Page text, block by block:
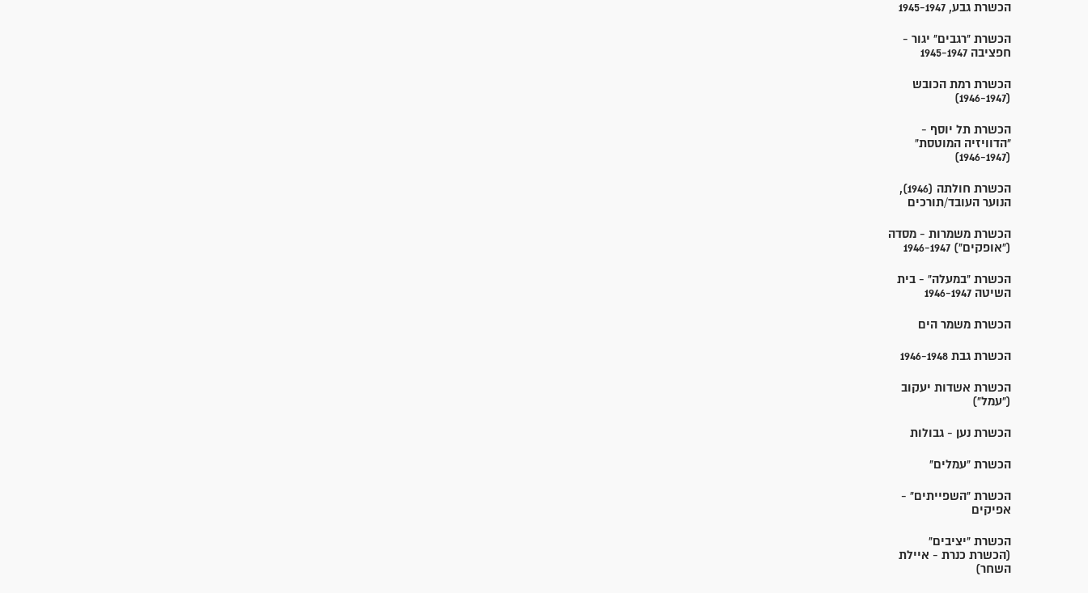
הכשרת גבע, 1945-1947
הכשרת "רגבים" יגור -
חפציבה 1945-1947
הכשרת רמת הכובש
(1946-1947)
הכשרת תל יוסף -
"הדוויזיה המוטסת"
(1946-1947)
הכשרת חולתה (1946),
הנוער העובד/תורכים
הכשרת משמרות - מסדה
("אופקים") 1946-1947
הכשרת "במעלה" - בית
השיטה 1946-1947
הכשרת משמר הים
הכשרת גבת 1946-1948
הכשרת אשדות יעקוב
("עמל")
הכשרת נען - גבולות
הכשרת "עמלים"
הכשרת "השפייתים" -
אפיקים
הכשרת "יציבים"
(הכשרת כנרת - איילת
השחר)